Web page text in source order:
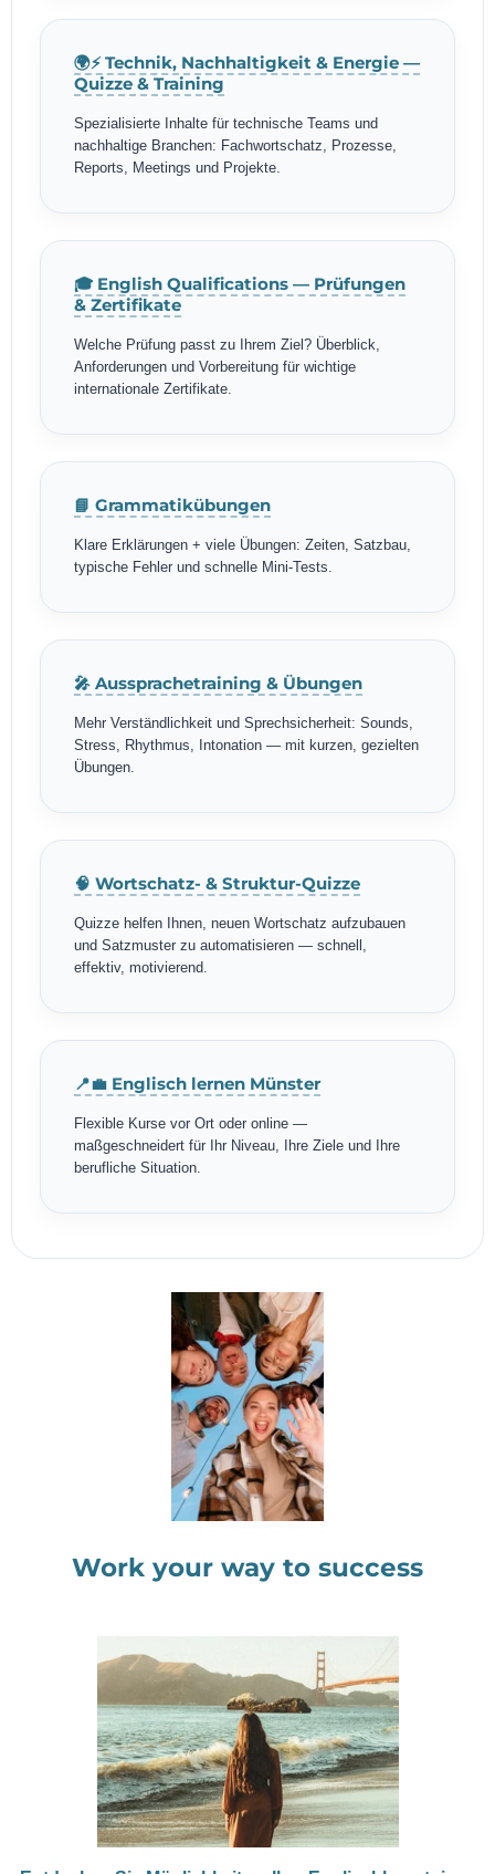
🌍⚡ Technik, Nachhaltigkeit & Energie —
Quizze & Training
Spezialisierte Inhalte für technische Teams und
nachhaltige Branchen: Fachwortschatz, Prozesse,
Reports, Meetings und Projekte.
🎓 English Qualifications — Prüfungen
& Zertifikate
Welche Prüfung passt zu Ihrem Ziel? Überblick,
Anforderungen und Vorbereitung für wichtige
internationale Zertifikate.
📘 Grammatikübungen
Klare Erklärungen + viele Übungen: Zeiten, Satzbau,
typische Fehler und schnelle Mini-Tests.
🎤 Aussprachetraining & Übungen
Mehr Verständlichkeit und Sprechsicherheit: Sounds,
Stress, Rhythmus, Intonation — mit kurzen, gezielten
Übungen.
🧠 Wortschatz- & Struktur-Quizze
Quizze helfen Ihnen, neuen Wortschatz aufzubauen
und Satzmuster zu automatisieren — schnell,
effektiv, motivierend.
📍💼 Englisch lernen Münster
Flexible Kurse vor Ort oder online —
maßgeschneidert für Ihr Niveau, Ihre Ziele und Ihre
berufliche Situation.
Work your way to success